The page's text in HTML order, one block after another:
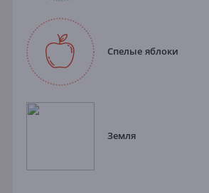
Спелые яблоки
Земля